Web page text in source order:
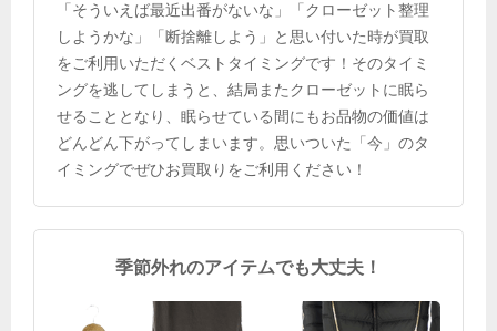
「そういえば最近出番がないな」「クローゼット整理
しようかな」「断捨離しよう」と思い付いた時が買取
をご利用いただくベストタイミングです！そのタイミ
ングを逃してしまうと、結局またクローゼットに眠ら
せることとなり、眠らせている間にもお品物の価値は
どんどん下がってしまいます。思いついた「今」のタ
イミングでぜひお買取りをご利用ください！
季節外れのアイテムでも大丈夫！